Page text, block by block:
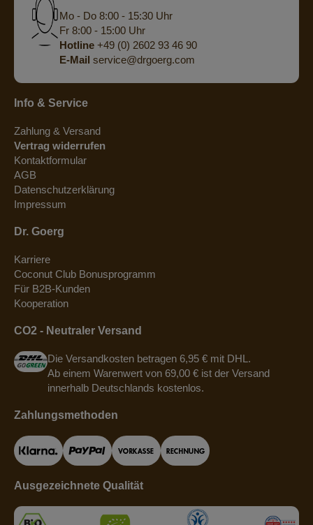
Mo - Do 8:00 - 15:30 Uhr
Fr 8:00 - 15:00 Uhr
Hotline +49 (0) 2602 93 46 90
E-Mail service@drgoerg.com
Info & Service
Zahlung & Versand
Vertrag widerrufen
Kontaktformular
AGB
Datenschutzerklärung
Impressum
Dr. Goerg
Karriere
Coconut Club Bonusprogramm
Für B2B-Kunden
Kooperation
CO2 - Neutraler Versand
Die Versandkosten betragen 6,95 € mit DHL.
Ab einem Warenwert von 69,00 € ist der Versand
innerhalb Deutschlands kostenlos.
Zahlungsmethoden
Ausgezeichnete Qualität